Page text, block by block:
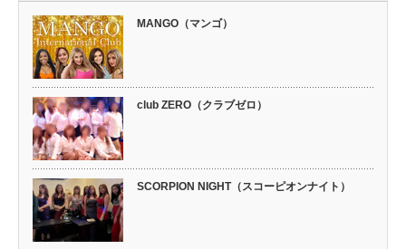
MANGO（マンゴ）
club ZERO（クラブゼロ）
SCORPION NIGHT（スコーピオンナイト）